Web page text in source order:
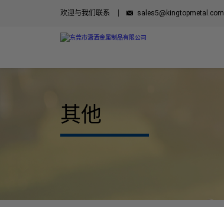
欢迎与我们联系 sales5@kingtopmetal.com
其他